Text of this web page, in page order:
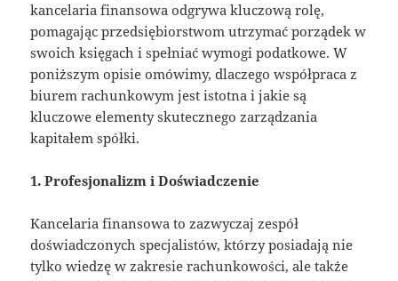
kancelaria finansowa odgrywa kluczową rolę,
pomagając przedsiębiorstwom utrzymać porządek w
swoich księgach i spełniać wymogi podatkowe. W
poniższym opisie omówimy, dlaczego współpraca z
biurem rachunkowym jest istotna i jakie są
kluczowe elementy skutecznego zarządzania
kapitałem spółki.
1. Profesjonalizm i Doświadczenie
Kancelaria finansowa to zazwyczaj zespół
doświadczonych specjalistów, którzy posiadają nie
tylko wiedzę w zakresie rachunkowości, ale także